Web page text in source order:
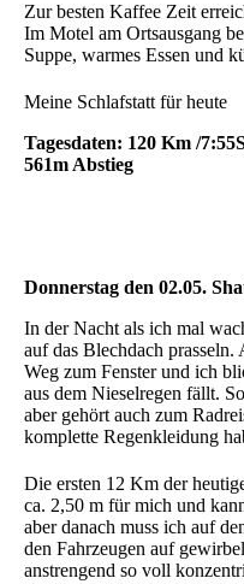
Zur besten Kaffee Zeit
Im Motel am Ortsausgang
Suppe, warmes Essen und
Meine Schlafstatt für heute
Tagesdaten: 120 Km /
561m Abstieg
Donnerstag den 02.05.
In der Nacht als ich mal
auf das Blechdach
Weg zum Fenster und ich
aus dem Nieselregen fällt.
aber gehört auch zum
komplette Regenkleidung
Die ersten 12 Km der
ca. 2,50 m für mich und
aber danach muss ich auf
den Fahrzeugen auf
anstrengend so voll